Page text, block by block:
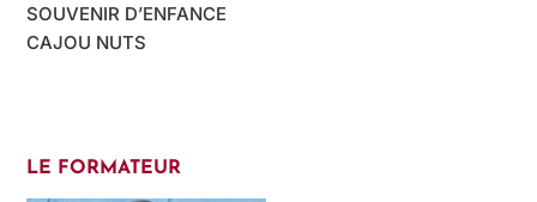
SOUVENIR D’ENFANCE
CAJOU NUTS
LE FORMATEUR